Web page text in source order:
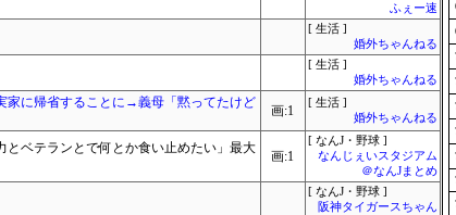
ふぇー速
[ 生活 ]
婚外ちゃんねる
[ 生活 ]
婚外ちゃんねる
家に帰省することに→義母「黙ってたけど
画:1
[ 生活 ]
婚外ちゃんねる
ベテランとで何とか食い止めたい」最大
画:1
[ なんJ・野球 ]
なんじぇいスタジアム
＠なんJまとめ
[ なんJ・野球 ]
阪神タイガースちゃん